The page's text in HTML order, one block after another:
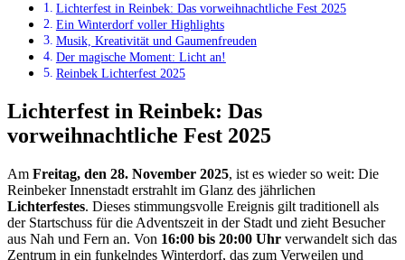
Lichterfest in Reinbek: Das vorweihnachtliche Fest 2025
Ein Winterdorf voller Highlights
Musik, Kreativität und Gaumenfreuden
Der magische Moment: Licht an!
Reinbek Lichterfest 2025
Lichterfest in Reinbek: Das
vorweihnachtliche Fest 2025
Am Freitag, den 28. November 2025, ist es wieder so weit: Die
Reinbeker Innenstadt erstrahlt im Glanz des jährlichen
Lichterfestes. Dieses stimmungsvolle Ereignis gilt traditionell als
der Startschuss für die Adventszeit in der Stadt und zieht Besucher
aus Nah und Fern an. Von 16:00 bis 20:00 Uhr verwandelt sich das
Zentrum in ein funkelndes Winterdorf, das zum Verweilen und